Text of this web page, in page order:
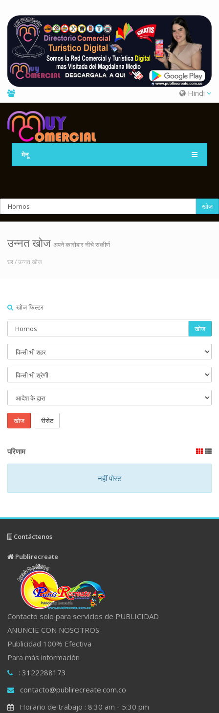
Hindi
मेनू
खोज
उन्नत खोज अपने कारोबार नीचे संकीर्ण
घर/ उन्नत खोज
खोज फिल्टर
खोज
खोज रीसेट
परिणाम
नहीं पोस्ट
Contáctenos
Publirecreate
Contacto solo para servicios de PUBLICIDAD
ANUNCIE CON NOSOTROS
Publicidad 100% Efectiva
Para más información
: 3122288173
contacto@publirecreate.com.co
Horario de trabajo : 8:30 am - 5:30 pm